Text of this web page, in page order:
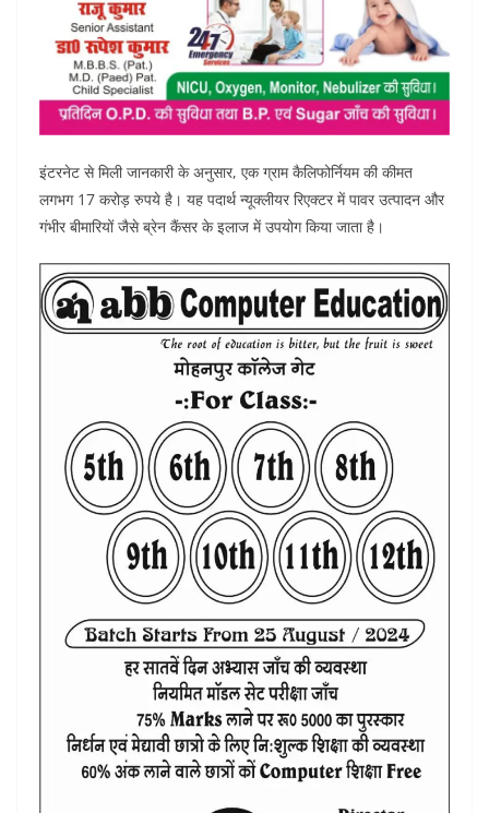
इंटरनेट से मिली जानकारी के अनुसार, एक ग्राम कैलिफोर्नियम की कीमत
लगभग 17 करोड़ रुपये है। यह पदार्थ न्यूक्लीयर रिएक्टर में पावर उत्पादन और
गंभीर बीमारियों जैसे ब्रेन कैंसर के इलाज में उपयोग किया जाता है।